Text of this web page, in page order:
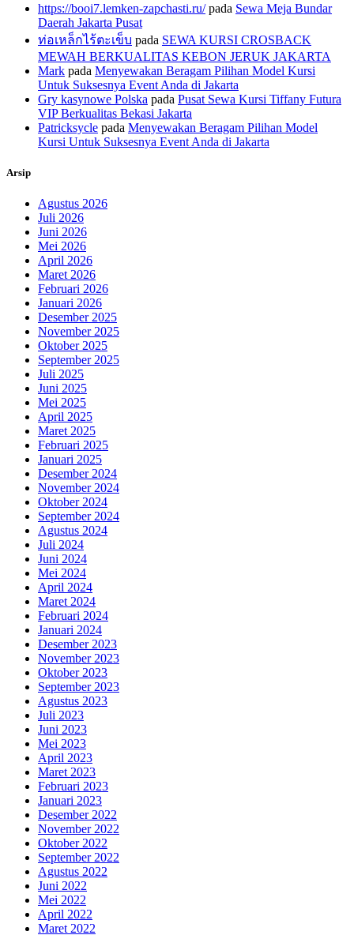
https://booi7.lemken-zapchasti.ru/pada Sewa Meja Bundar
Daerah Jakarta Pusat
ท่อเหล็กไร้ตะเข็บ pada SEWA KURSI CROSBACK
MEWAH BERKUALITAS KEBON JERUK JAKARTA
Mark pada Menyewakan Beragam Pilihan Model Kursi
Untuk Suksesnya Event Anda di Jakarta
Gry kasynowe Polska pada Pusat Sewa Kursi Tiffany Futura
VIP Berkualitas Bekasi Jakarta
Patricksycle pada Menyewakan Beragam Pilihan Model
Kursi Untuk Suksesnya Event Anda di Jakarta
Arsip
Agustus 2026
Juli 2026
Juni 2026
Mei 2026
April 2026
Maret 2026
Februari 2026
Januari 2026
Desember 2025
November 2025
Oktober 2025
September 2025
Juli 2025
Juni 2025
Mei 2025
April 2025
Maret 2025
Februari 2025
Januari 2025
Desember 2024
November 2024
Oktober 2024
September 2024
Agustus 2024
Juli 2024
Juni 2024
Mei 2024
April 2024
Maret 2024
Februari 2024
Januari 2024
Desember 2023
November 2023
Oktober 2023
September 2023
Agustus 2023
Juli 2023
Juni 2023
Mei 2023
April 2023
Maret 2023
Februari 2023
Januari 2023
Desember 2022
November 2022
Oktober 2022
September 2022
Agustus 2022
Juni 2022
Mei 2022
April 2022
Maret 2022